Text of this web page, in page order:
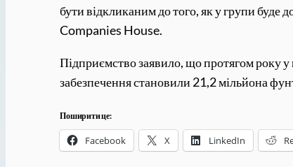
бути відкликаним до того, як у групи буде
Companies House.
Підприємство заявило, що протягом року у
забезпечення становили 21,2 мільйона
Поширити це:
Facebook X LinkedIn